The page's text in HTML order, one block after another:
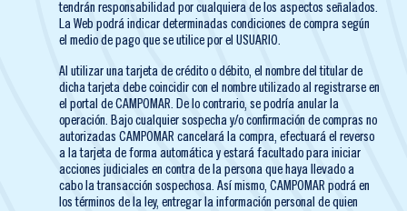
tendrán responsabilidad por cualquiera de los aspectos señalados.
La Web podrá indicar determinadas condiciones de compra según
el medio de pago que se utilice por el USUARIO.
Al utilizar una tarjeta de crédito o débito, el nombre del titular de
dicha tarjeta debe coincidir con el nombre utilizado al registrarse en
el portal de CAMPOMAR. De lo contrario, se podría anular la
operación. Bajo cualquier sospecha y/o confirmación de compras no
autorizadas CAMPOMAR cancelará la compra, efectuará el reverso
a la tarjeta de forma automática y estará facultado para iniciar
acciones judiciales en contra de la persona que haya llevado a
cabo la transacción sospechosa. Así mismo, CAMPOMAR podrá en
los términos de la ley, entregar la información personal de quien